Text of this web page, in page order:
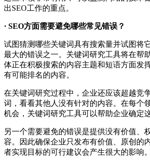
出SEO工作的重点。
· SEO方面需要避免哪些常见错误？
试图猜测哪些关键词具有搜索量并试图将
最大的错误之一。关键词研究工具将在帮
体正在积极搜索的内容主题和短语方面发
有可能排名的内容。
在关键词研究过程中，企业还应该超越竞
词，看看其他人没有针对的内容。在每个
机会，关键词研究工具可以帮助企业确定
另一个需要避免的错误是提供没有价值、
容。因此确保企业只发布有价值、原创的
者实现目标的可行建议会产生很大的影响。